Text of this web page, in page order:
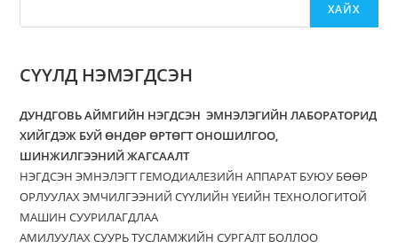
ХАЙХ
СҮҮЛД НЭМЭГДСЭН
ДУНДГОВЬ АЙМГИЙН НЭГДСЭН ЭМНЭЛЭГИЙН ЛАБОРАТОРИД
ХИЙГДЭЖ БУЙ ӨНДӨР ӨРТӨГТ ОНОШИЛГОО,
ШИНЖИЛГЭЭНИЙ ЖАГСААЛТ
НЭГДСЭН ЭМНЭЛЭГТ ГЕМОДИАЛЕЗИЙН АППАРАТ БУЮУ БӨӨР
ОРЛУУЛАХ ЭМЧИЛГЭЭНИЙ СҮҮЛИЙН ҮЕИЙН ТЕХНОЛОГИТОЙ
МАШИН СУУРИЛАГДЛАА
АМИЛУУЛАХ СУУРЬ ТУСЛАМЖИЙН СУРГАЛТ БОЛЛОО